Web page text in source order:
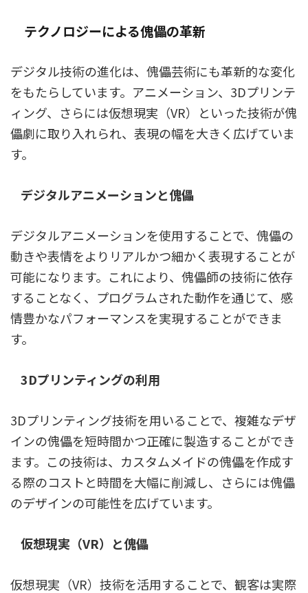
テクノロジーによる傀儡の革新
デジタル技術の進化は、傀儡芸術にも革新的な変化
をもたらしています。アニメーション、3Dプリンテ
ィング、さらには仮想現実（VR）といった技術が傀
儡劇に取り入れられ、表現の幅を大きく広げていま
す。
デジタルアニメーションと傀儡
デジタルアニメーションを使用することで、傀儡の
動きや表情をよりリアルかつ細かく表現することが
可能になります。これにより、傀儡師の技術に依存
することなく、プログラムされた動作を通じて、感
情豊かなパフォーマンスを実現することができま
す。
3Dプリンティングの利用
3Dプリンティング技術を用いることで、複雑なデザ
インの傀儡を短時間かつ正確に製造することができ
ます。この技術は、カスタムメイドの傀儡を作成す
る際のコストと時間を大幅に削減し、さらには傀儡
のデザインの可能性を広げています。
仮想現実（VR）と傀儡
仮想現実（VR）技術を活用することで、観客は実際